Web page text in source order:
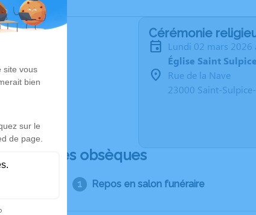
Cérémonie
lundi 02 mars 2026
Église Saint
Rue de la Nave
23000 Saint-
Déroulé des obsèques
Repos en salon funéraire